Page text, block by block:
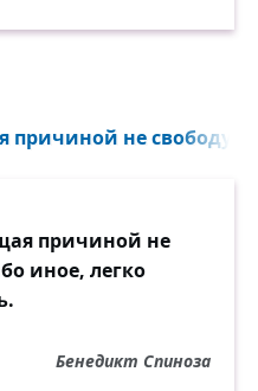
не свободу
причиной не
иное, легко
Бенедикт Спиноза